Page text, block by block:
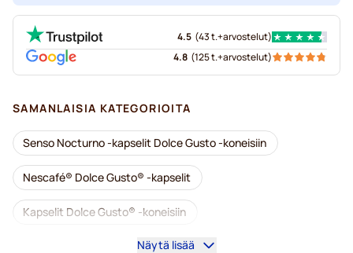
4.5 (43 t.+arvostelut)
4.8 (125 t.+arvostelut)
SAMANLAISIA KATEGORIOITA
Senso Nocturno -kapselit Dolce Gusto -koneisiin
Nescafé® Dolce Gusto® -kapselit
Kapselit Dolce Gusto® -koneisiin
Dolce Gusto® -kahvikoneetNäytä lisää